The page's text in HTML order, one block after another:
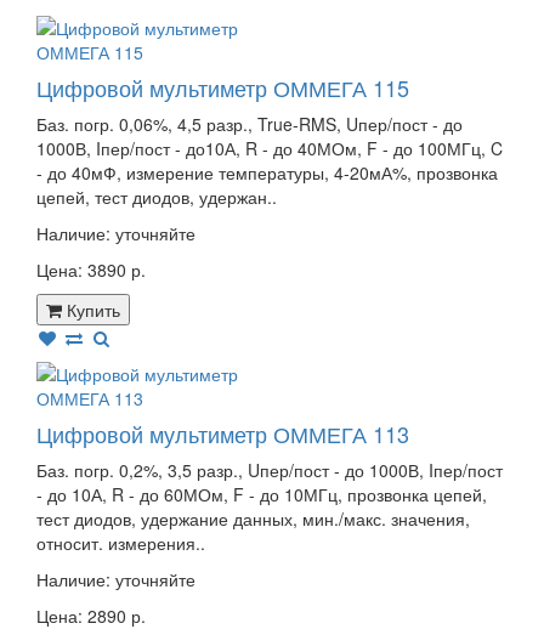
Цифровой мультиметр ОММЕГА 115
Баз. погр. 0,06%, 4,5 разр., True-RMS, Uпер/пост - до
1000В, Iпер/пост - до10А, R - до 40МОм, F - до 100МГц, C
- до 40мФ, измерение температуры, 4-20мА%, прозвонка
цепей, тест диодов, удержан..
Наличие: уточняйте
Цена: 3890 р.
Купить
Цифровой мультиметр ОММЕГА 113
Баз. погр. 0,2%, 3,5 разр., Uпер/пост - до 1000В, Iпер/пост
- до 10А, R - до 60МОм, F - до 10МГц, прозвонка цепей,
тест диодов, удержание данных, мин./макс. значения,
относит. измерения..
Наличие: уточняйте
Цена: 2890 р.